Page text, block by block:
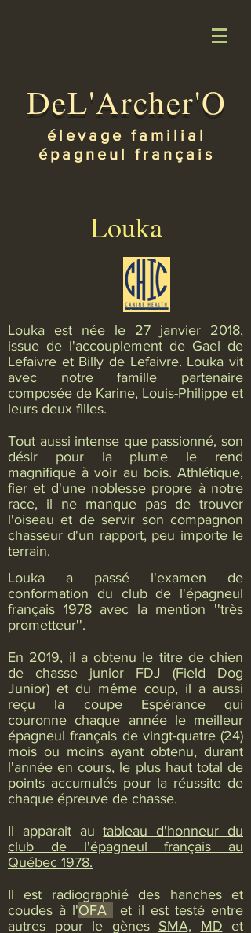
DeL'Archer'O
élevage familial
épagneul français
Louka
Louka est née le 27 janvier 2018,
issue de l'accouplement de Gael de
Lefaivre et Billy de Lefaivre. Louka vit
avec notre famille partenaire
composée de Karine, Louis-Philippe et
leurs deux filles.
Tout aussi intense que passionné, son
désir pour la plume le rend
magnifique à voir au bois. Athlétique,
fier et d'une noblesse propre à notre
race, il ne manque pas de trouver
l'oiseau et de servir son compagnon
chasseur d'un rapport, peu importe le
terrain.
Louka a passé l'examen de
conformation du club de l'épagneul
français 1978 avec la mention ''très
prometteur''.
En 2019, il a obtenu le titre de chien
de chasse junior FDJ (Field Dog
Junior) et du même coup, il a aussi
reçu la coupe Espérance qui
couronne chaque année le meilleur
épagneul français de vingt-quatre (24)
mois ou moins ayant obtenu, durant
l'année en cours, le plus haut total de
points accumulés pour la réussite de
chaque épreuve de chasse.
Il apparait autableau d'honneur du
club de l'épagneul français au
Québec 1978.
Il est radiographié des hanches et
coudes à l'OFA
et il est testé entre
autres pour le gènes SMA, MD et